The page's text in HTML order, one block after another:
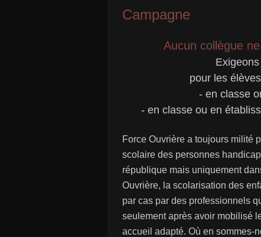
Campagne
Aucun collègue
pour les
- en classe
- en classe ou en
Force Ouvrière a toujours milité
scolaire des personnes
république mais uniquement
Ouvrière, la scolarisation des
par cas par des professionnels
seulement après avoir mobilisé
accueil adapté. Où en sommes-